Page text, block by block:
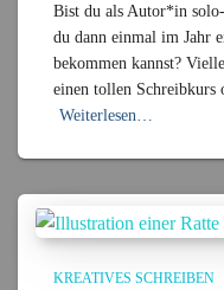
Bist du als Autor*in
du dann einmal im Jahr
bekommen kannst?
einen tollen Schreibkurs
Weiterlesen…
KREATIVES SCHREIBEN